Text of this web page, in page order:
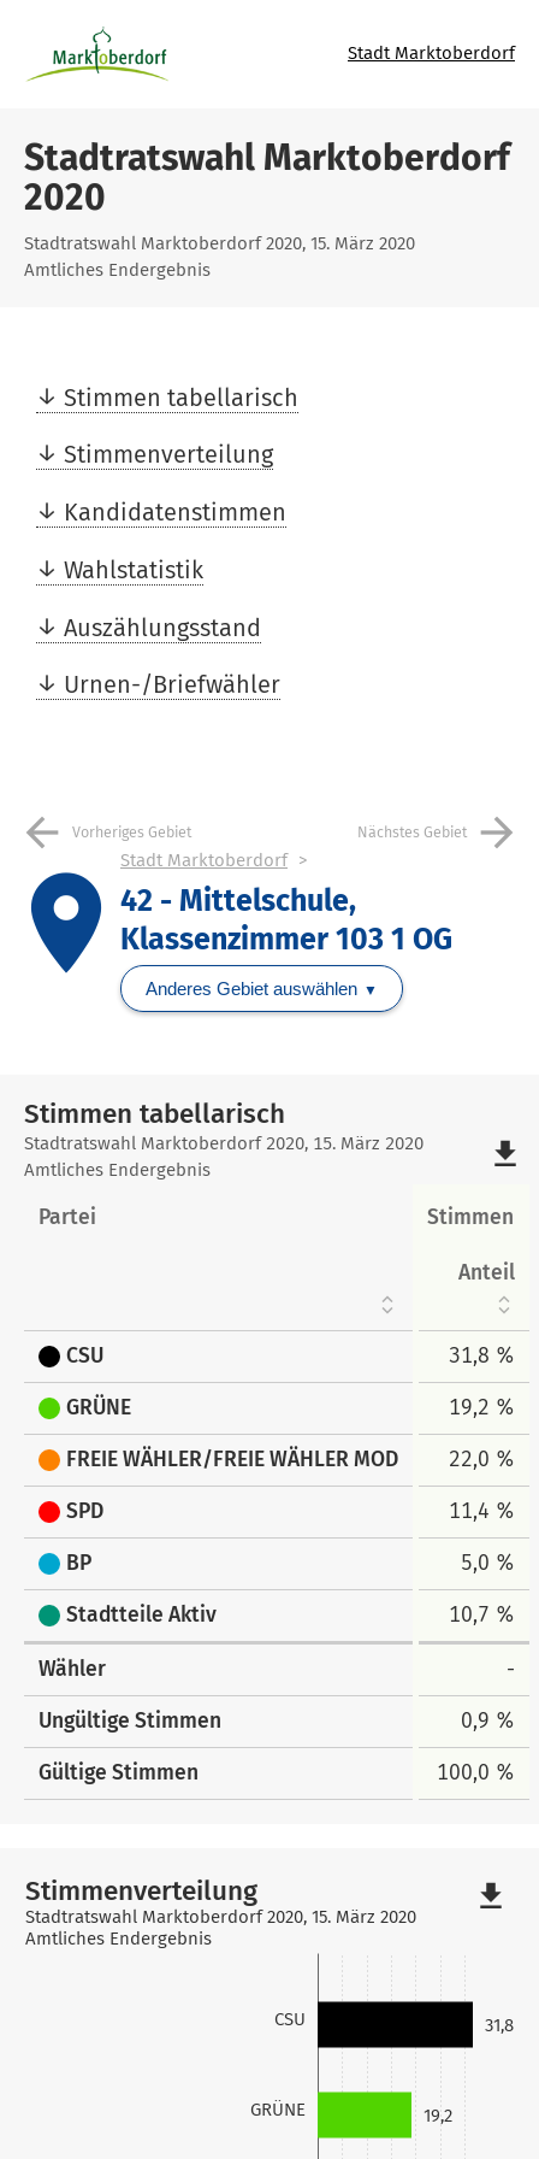
Stadt Marktoberdorf
Stadtratswahl Marktoberdorf
2020
Stadtratswahl Marktoberdorf 2020, 15. März 2020
Amtliches Endergebnis
Stimmen tabellarisch
Stimmenverteilung
Kandidatenstimmen
Wahlstatistik
Auszählungsstand
Urnen-/Briefwähler
arrow_back Vorheriges Gebiet Nächstes Gebiet arrow_forward
place
Stadt Marktoberdorf
42 - Mittelschule,
Klassenzimmer 103 1 OG
Anderes Gebiet auswählen
Stimmen tabellarisch
Stimmen
tabellarisch
Stadtratswahl Marktoberdorf 2020, 15. März 2020
Amtliches Endergebnis
file_download
Partei Stimmen
Anteil
CSU 31,8 %
GRÜNE 19,2 %
FREIE WÄHLER/FREIE WÄHLER MOD 22,0 %
SPD 11,4 %
BP 5,0 %
Stadtteile Aktiv 10,7 %
Wähler -
Ungültige Stimmen 0,9 %
Gültige Stimmen 100,0 %
CSU
GRÜNE
31,8
19,2
Stimmenverteilung
Stadtratswahl Marktoberdorf 2020, 15. März 2020
Amtliches Endergebnis
file_download